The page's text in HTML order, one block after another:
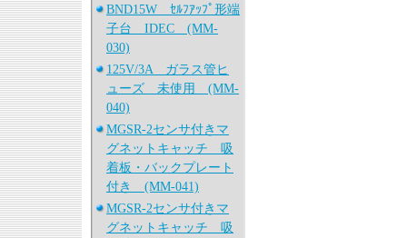
BND15W ｾﾙﾌｱｯﾌﾟ形端
子台 IDEC (MM-
030)
125V/3A ガラス管ヒ
ューズ 未使用 (MM-
040)
MGSR-2センサ付きマ
グネットキャッチ 吸
着板・バックプレート
付き (MM-041)
MGSR-2センサ付きマ
グネットキャッチ 吸